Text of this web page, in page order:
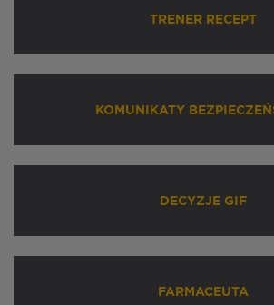
TRENER RECEPT
KOMUNIKATY
DECYZJE GIF
FARMACEUTA